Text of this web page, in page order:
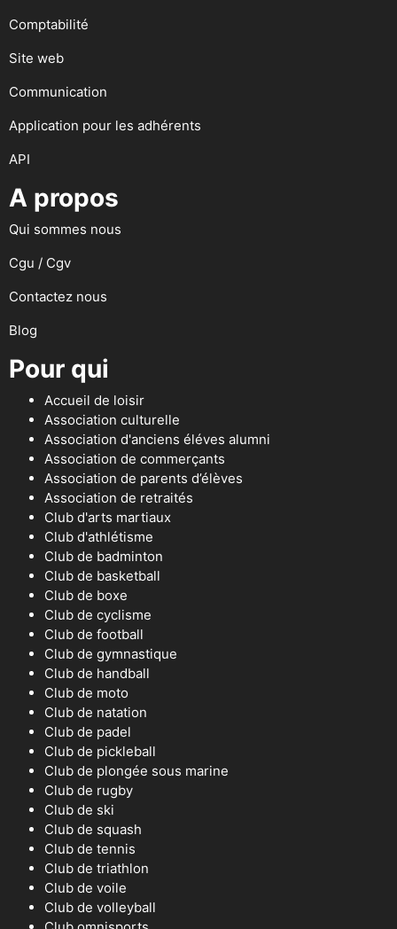
Comptabilité
Site web
Communication
Application pour les adhérents
API
A propos
Qui sommes nous
Cgu / Cgv
Contactez nous
Blog
Pour qui
Accueil de loisir
Association culturelle
Association d'anciens éléves alumni
Association de commerçants
Association de parents d’élèves
Association de retraités
Club d'arts martiaux
Club d'athlétisme
Club de badminton
Club de basketball
Club de boxe
Club de cyclisme
Club de football
Club de gymnastique
Club de handball
Club de moto
Club de natation
Club de padel
Club de pickleball
Club de plongée sous marine
Club de rugby
Club de ski
Club de squash
Club de tennis
Club de triathlon
Club de voile
Club de volleyball